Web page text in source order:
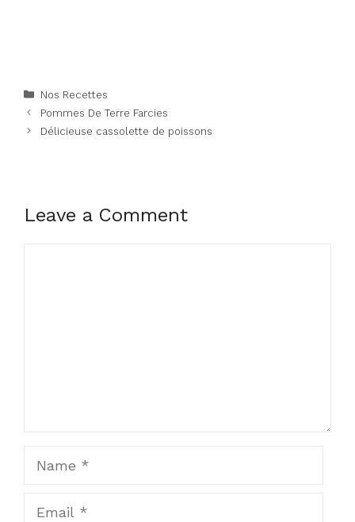
Categories
Nos Recettes
Pommes De Terre Farcies
Délicieuse cassolette de poissons
Leave a Comment